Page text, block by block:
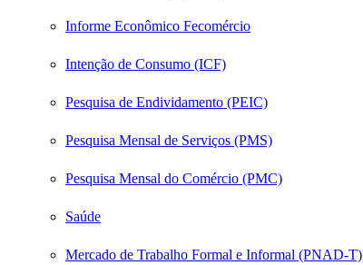
Informe Econômico Fecomércio
Intenção de Consumo (ICF)
Pesquisa de Endividamento (PEIC)
Pesquisa Mensal de Serviços (PMS)
Pesquisa Mensal do Comércio (PMC)
Saúde
Mercado de Trabalho Formal e Informal (PNAD-T)